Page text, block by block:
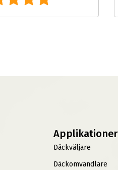
Applikationer
Däckväljare
Däckomvandlare